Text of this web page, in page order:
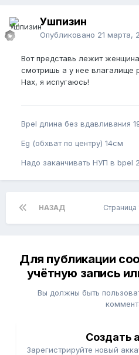
Ушпизин
Опубликовано 21 марта,
Вот представь лежит
смотришь а у нее влагалище
Нах, я испугаюсь!
Bpel длина без вдавливания
Eg (обхват по центру) 14см
Надо заканчивать НУП в bpel
НАЗАД Страница
Для публикации
учётную запись
Вы должны быть
Создать
Зарегистрируйте новый